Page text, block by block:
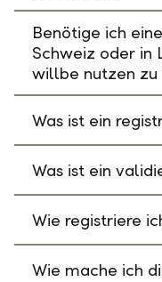
Benötige ich
Schweiz oder in
willbe nutzen zu
Was ist ein
Was ist ein
Wie registriere
Wie mache ich